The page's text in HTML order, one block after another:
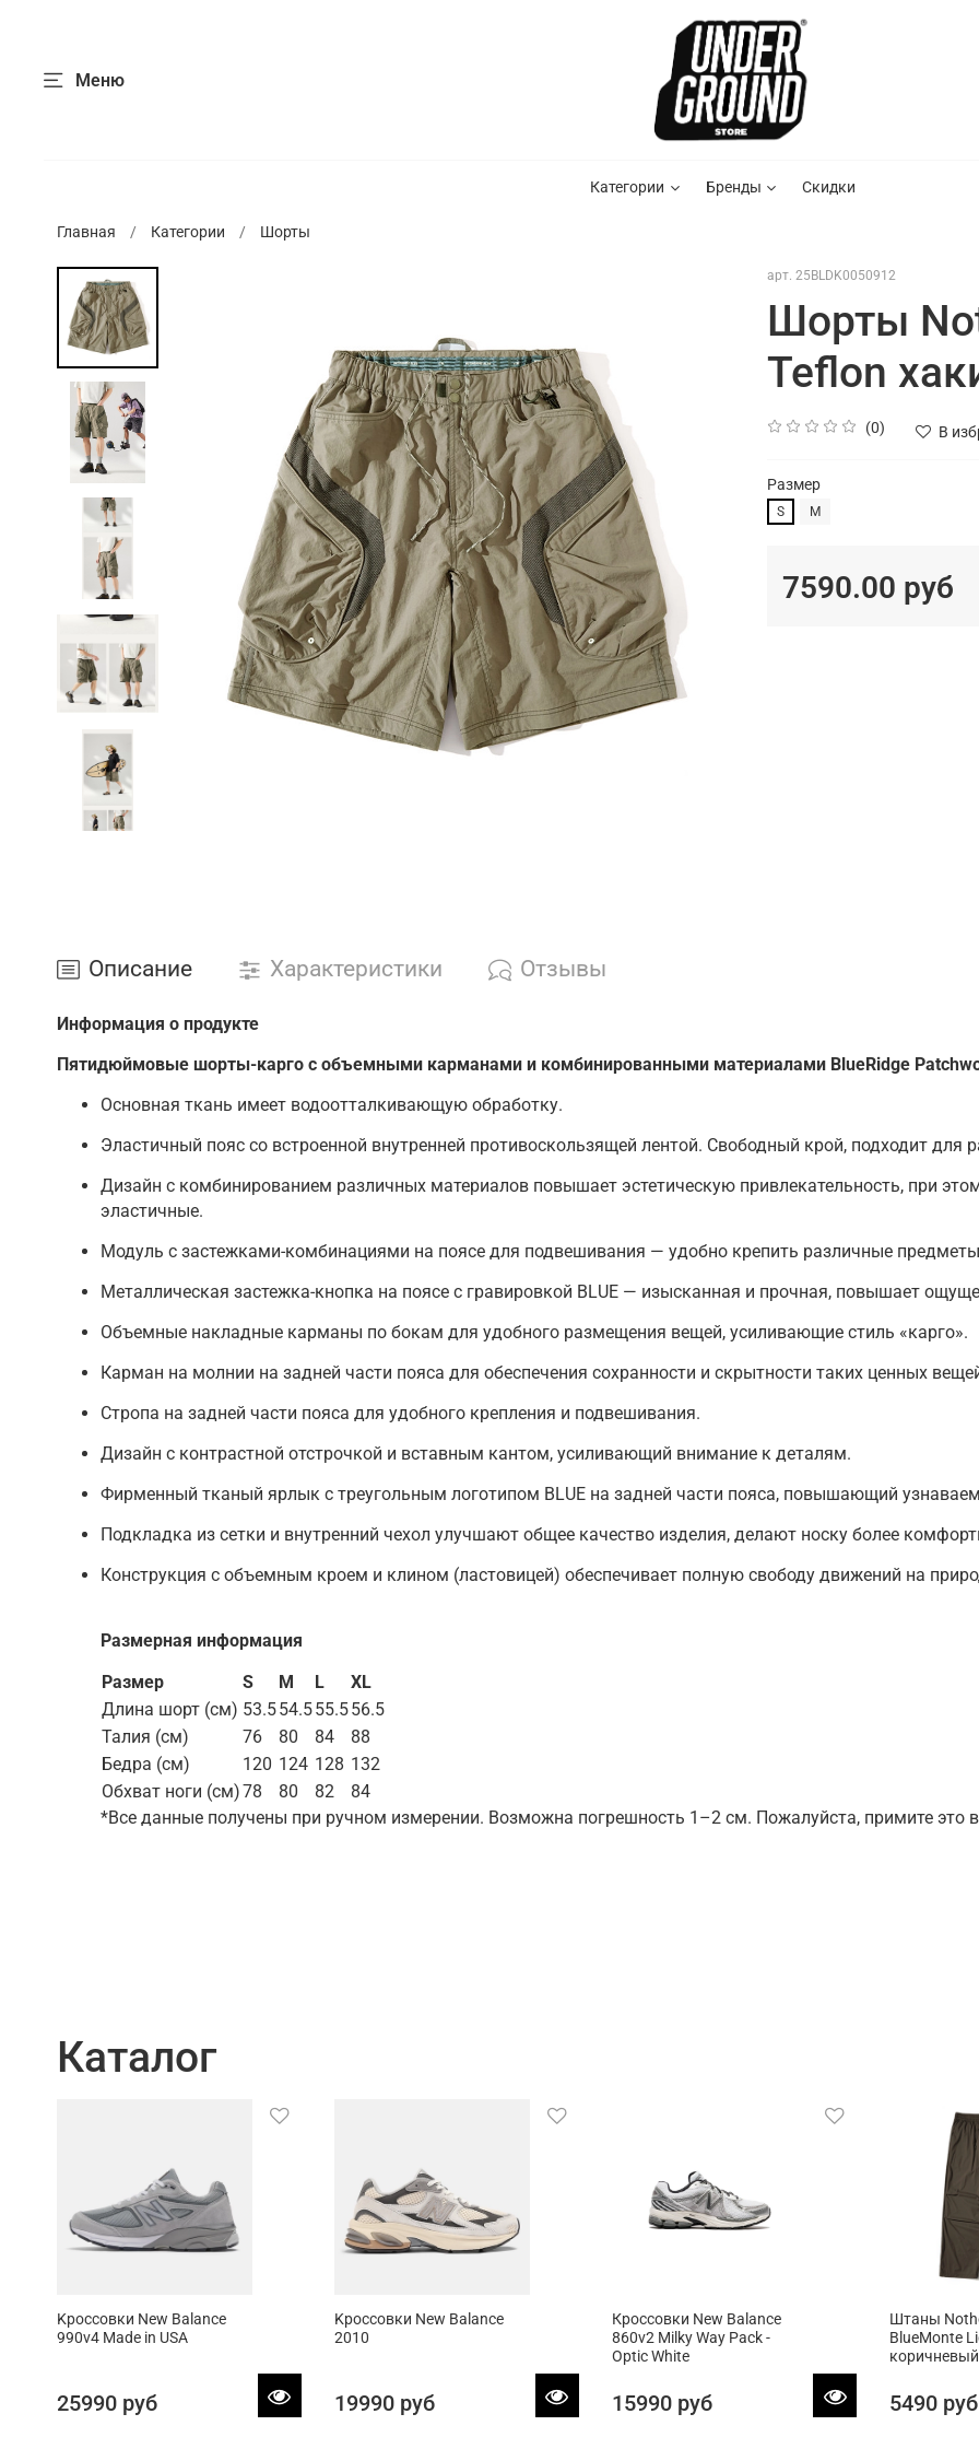
Меню
Категории Бренды Скидки
Главная Категории Шорты
арт. 25BLDK0050912
Шорты
Teflon
(0) В
Размер
S M
7590.00 руб
Описание Характеристики Отзывы
Информация о продукте
Пятидюймовые шорты-карго с объемными карманами и комбинированными материалами BlueRidge
Основная ткань имеет водоотталкивающую обработку.
Эластичный пояс со встроенной внутренней противоскользящей лентой. Свободный крой, подходит для
Дизайн с комбинированием различных материалов повышает эстетическую привлекательность, при
эластичные.
Модуль с застежками-комбинациями на поясе для подвешивания — удобно крепить различные
Металлическая застежка-кнопка на поясе с гравировкой BLUE — изысканная и прочная, повышает
Объемные накладные карманы по бокам для удобного размещения вещей, усиливающие стиль «карго».
Карман на молнии на задней части пояса для обеспечения сохранности и скрытности таких ценных
Стропа на задней части пояса для удобного крепления и подвешивания.
Дизайн с контрастной отстрочкой и вставным кантом, усиливающий внимание к деталям.
Фирменный тканый ярлык с треугольным логотипом BLUE на задней части пояса, повышающий
Подкладка из сетки и внутренний чехол улучшают общее качество изделия, делают носку более
Конструкция с объемным кроем и клином (ластовицей) обеспечивает полную свободу движений на
Размерная информация
Размер
S M L
XL
Длина шорт (см) 53.554.555.556.5
Талия (см)
76 80 84
88
Бедра (см)
120 124 128 132
Обхват ноги (см)78 80 82
84
*Все данные получены при ручном измерении. Возможна погрешность 1–2 см. Пожалуйста, примите это
Каталог
Kроссовки New Balance
990v4 Made in USA
25990 руб
Kроссовки New Balance
2010
19990 руб
Кроссовки New Balance
860v2 Milky Way Pack -
Optic White
15990 руб
Штаны
BlueMonte
коричневый
5490 руб